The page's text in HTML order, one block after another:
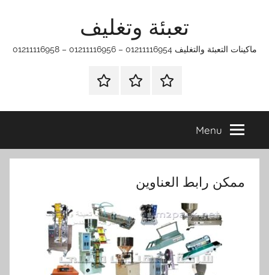
تعبئة وتغليف
ماكينات التعبئة والتغليف 01211116954 – 01211116956 – 01211116958
الرئيسيةماكينات
وتغليف
اتـصـل
في
التي
Menu
ممكن رابط العناوين